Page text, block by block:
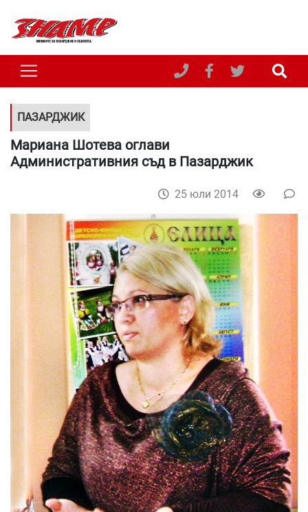
ПАЗАРДЖИК
Мариана Шотева оглави
Административния съд в Пазарджик
25 юли 2014